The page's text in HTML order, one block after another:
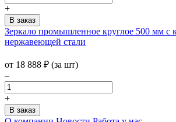
+
Зеркало промышленное круглое 500 мм с
нержавеющей стали
от 18 888 ₽ (за шт)
–
+